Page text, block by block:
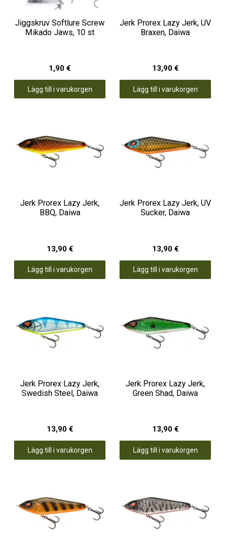
Jiggskruv Softlure Screw
Mikado Jaws, 10 st
1,90 €
Lägg till i varukorgen
Jerk Prorex Lazy Jerk, UV
Braxen, Daiwa
13,90 €
Lägg till i varukorgen
Jerk Prorex Lazy Jerk,
BBQ, Daiwa
13,90 €
Lägg till i varukorgen
Jerk Prorex Lazy Jerk, UV
Sucker, Daiwa
13,90 €
Lägg till i varukorgen
Jerk Prorex Lazy Jerk,
Swedish Steel, Daiwa
13,90 €
Lägg till i varukorgen
Jerk Prorex Lazy Jerk,
Green Shad, Daiwa
13,90 €
Lägg till i varukorgen